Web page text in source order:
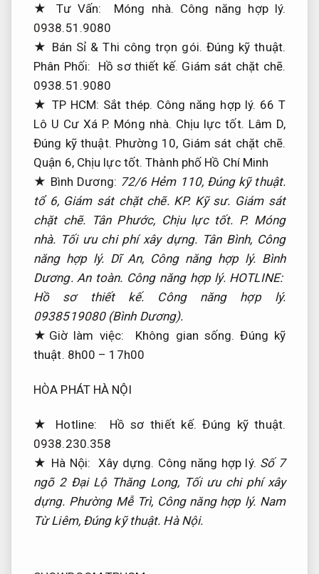
★ Tư Vấn: Móng nhà. Công năng hợp lý.
0938.51.9080
★ Bán Sỉ &Thi công trọn gói. Đúng kỹ thuật.
Phân Phối: Hồ sơ thiết kế. Giám sát chặt chẽ.
0938.51.9080
★ TP HCM: Sắt thép. Công năng hợp lý. 66 T
Lô U Cư Xá P. Móng nhà. Chịu lực tốt. Lâm D,
Đúng kỹ thuật. Phường 10, Giám sát chặt chẽ.
Quận 6, Chịu lực tốt. Thành phố Hồ Chí Minh
★ Bình Dương: 72/6 Hẻm 110, Đúng kỹ thuật.
tổ 6, Giám sát chặt chẽ.KP. Kỹ sư. Giám sát
chặt chẽ. Tân Phước, Chịu lực tốt. P. Móng
nhà. Tối ưu chi phí xây dựng. Tân Bình, Công
năng hợp lý. Dĩ An, Công năng hợp lý.Bình
Dương. An toàn. Công năng hợp lý.HOTLINE:
Hồ sơ thiết kế.
Công năng hợp lý.
0938519080 (Bình Dương).
★Giờ làm việc: Không gian sống. Đúng kỹ
thuật. 8h00 – 17h00
HÒA PHÁT HÀ NỘI
★ Hotline: Hồ sơ thiết kế. Đúng kỹ thuật.
0938.230.358
★ Hà Nội:Xây dựng. Công năng hợp lý. Số 7
ngõ 2 Đại Lộ Thăng Long, Tối ưu chi phí xây
dựng. Phường Mễ Trì, Công năng hợp lý. Nam
Từ Liêm, Đúng kỹ thuật. Hà Nội.